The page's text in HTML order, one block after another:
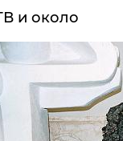
и около